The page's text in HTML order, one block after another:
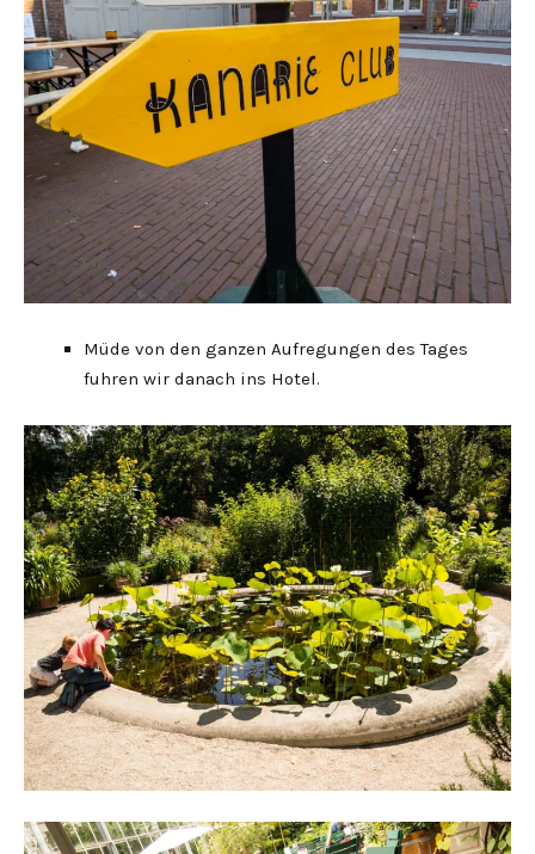
Müde von den ganzen Aufregungen des Tages
fuhren wir danach ins Hotel.